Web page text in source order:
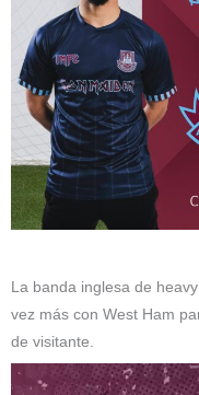
La banda inglesa de
vez más con West Ham
de visitante.